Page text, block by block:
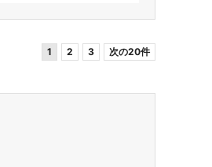
1 2 3 次の20件